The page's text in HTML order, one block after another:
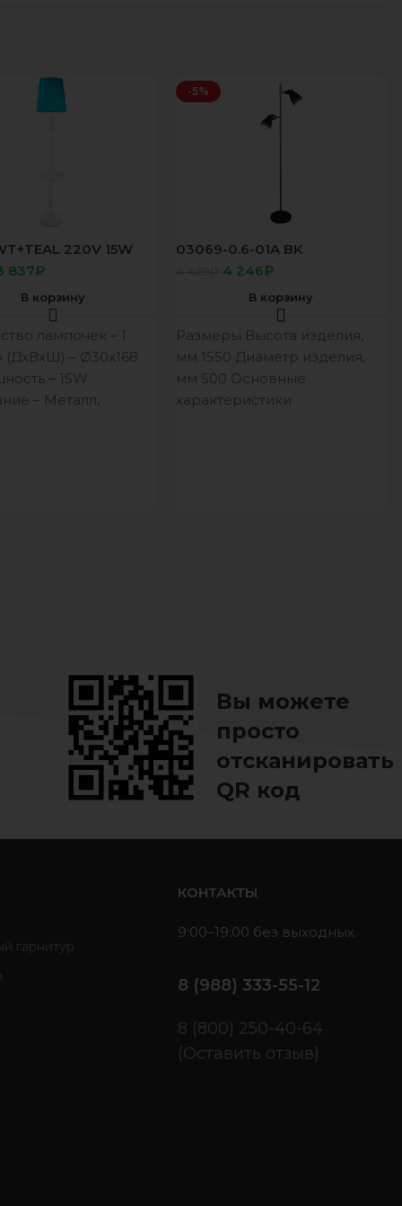
220V 15W
837₽
В корзину
лампочек – 1
(ДхВхШ) – Ø30х168
– 15W
– Металл,
-5%
03069-0.6-01A BK
светильник напольный
4 246₽
В корзину
Размеры Высота изделия,
мм 1550 Диаметр изделия,
мм 500 Основные
характеристики
Вы можете
просто
отсканировать
QR код
гарнитур
КОНТАКТЫ
9:00–19:00 без выходных.
8 (988) 333-55-12
8 (800) 250-40-64
(Оставить отзыв)